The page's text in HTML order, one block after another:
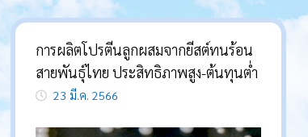
การผลิตโปรตีนลูกผสมจากยีสต์ทนร้อน
สายพันธุ์ไทย ประสิทธิภาพสูง-ต้นทุนต่ำ
23 มี.ค. 2566